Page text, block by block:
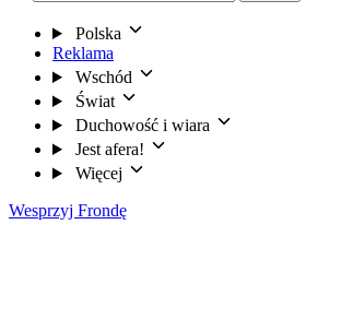
Polska
Reklama
Wschód
Świat
Duchowość i wiara
Jest afera!
Więcej
Wesprzyj Frondę